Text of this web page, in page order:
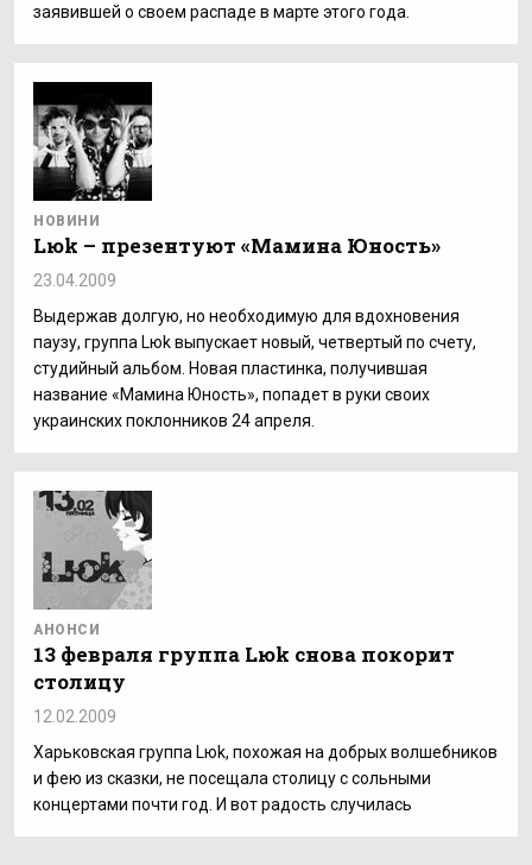
заявившей о своем распаде в марте этого года.
НОВИНИ
Lюk – презентуют «Мамина Юность»
23.04.2009
Выдержав долгую, но необходимую для вдохновения
паузу, группа Lюk выпускает новый, четвертый по счету,
студийный альбом. Новая пластинка, получившая
название «Мамина Юность», попадет в руки своих
украинских поклонников 24 апреля.
АНОНСИ
13 февраля группа Lюk снова покорит
столицу
12.02.2009
Харьковская группа Lюk, похожая на добрых волшебников
и фею из сказки, не посещала столицу с сольными
концертами почти год. И вот радость случилась